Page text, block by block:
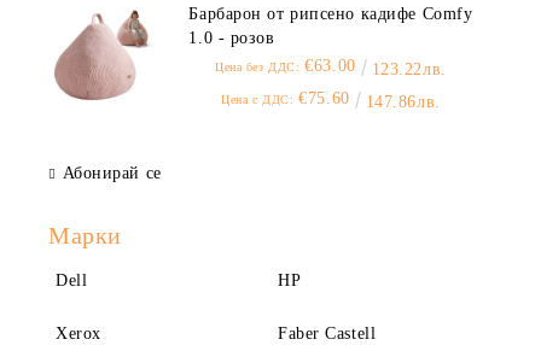
Барбарон от рипсено кадифе Comfy
1.0 - розов
Цена без ДДС: €63.00 123.22лв.
Цена с ДДС: €75.60 147.86лв.
Абонирай се
Марки
Dell HP
Xerox Faber Castell